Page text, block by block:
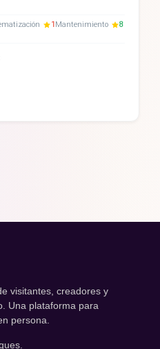
1 Mantenimiento
8
visitantes, creadores y
Una plataforma para
persona.